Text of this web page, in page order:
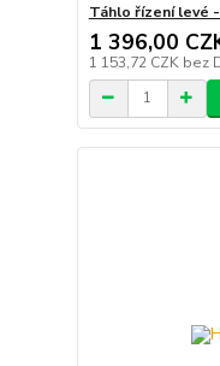
Táhlo řízení levé
1 396,00
1 153,72 CZK bez